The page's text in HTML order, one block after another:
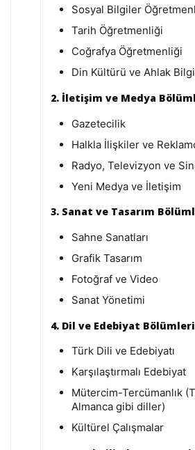
Sosyal Bilgiler
Tarih Öğretmenliği
Coğrafya Öğretmenliği
Din Kültürü ve Ahlak
2. İletişim ve Medya
Gazetecilik
Halkla İlişkiler ve
Radyo, Televizyon ve
Yeni Medya ve İletişim
3. Sanat ve Tasarım
Sahne Sanatları
Grafik Tasarım
Fotoğraf ve Video
Sanat Yönetimi
4. Dil ve Edebiyat Bölümleri
Türk Dili ve Edebiyatı
Karşılaştırmalı Edebiyat
Mütercim-Tercümanlık
Almanca gibi diller)
Kültürel Çalışmalar